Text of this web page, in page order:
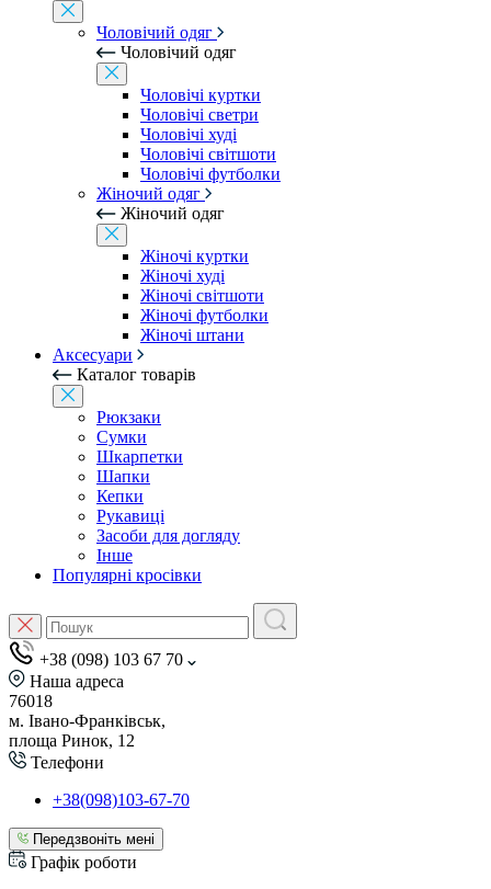
Чоловічий одяг
Чоловічий одяг
Чоловічі куртки
Чоловічі светри
Чоловічі худі
Чоловічі світшоти
Чоловічі футболки
Жіночий одяг
Жіночий одяг
Жіночі куртки
Жіночі худі
Жіночі світшоти
Жіночі футболки
Жіночі штани
Аксесуари
Каталог товарів
Рюкзаки
Сумки
Шкарпетки
Шапки
Кепки
Рукавиці
Засоби для догляду
Інше
Популярні кросівки
+38 (098) 103 67 70
Наша адреса
76018
м. Івано-Франківськ,
площа Ринок, 12
Телефони
+38(098)103-67-70
Передзвоніть мені
Графік роботи